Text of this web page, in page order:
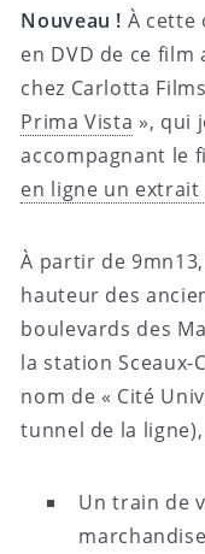
Nouveau ! À cette
en DVD de ce
chez Carlotta
Prima Vista », qui
accompagnant le
en ligne un
À partir de
hauteur des
boulevards des
la station
nom de « Cité
tunnel de la
Un train de